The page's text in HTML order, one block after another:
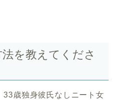
を教えてくださ
歳独身彼氏なしニート女